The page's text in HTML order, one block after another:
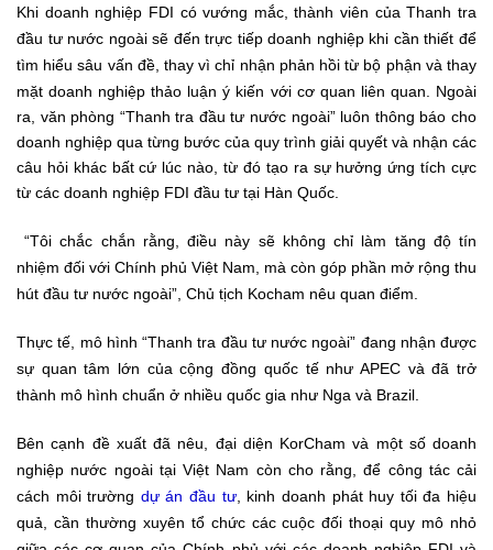
Khi doanh nghiệp FDI có vướng mắc, thành viên của Thanh tra
đầu tư nước ngoài sẽ đến trực tiếp doanh nghiệp khi cần thiết để
tìm hiểu sâu vấn đề, thay vì chỉ nhận phản hồi từ bộ phận và thay
mặt doanh nghiệp thảo luận ý kiến với cơ quan liên quan. Ngoài
ra, văn phòng “Thanh tra đầu tư nước ngoài” luôn thông báo cho
doanh nghiệp qua từng bước của quy trình giải quyết và nhận các
câu hỏi khác bất cứ lúc nào, từ đó tạo ra sự hưởng ứng tích cực
từ các doanh nghiệp FDI đầu tư tại Hàn Quốc.
“Tôi chắc chắn rằng, điều này sẽ không chỉ làm tăng độ tín
nhiệm đối với Chính phủ Việt Nam, mà còn góp phần mở rộng thu
hút đầu tư nước ngoài”, Chủ tịch Kocham nêu quan điểm.
Thực tế, mô hình “Thanh tra đầu tư nước ngoài” đang nhận được
sự quan tâm lớn của cộng đồng quốc tế như APEC và đã trở
thành mô hình chuẩn ở nhiều quốc gia như Nga và Brazil.
Bên cạnh đề xuất đã nêu, đại diện KorCham và một số doanh
nghiệp nước ngoài tại Việt Nam còn cho rằng, để công tác cải
cách môi trường dự án đầu tư, kinh doanh phát huy tối đa hiệu
quả, cần thường xuyên tổ chức các cuộc đối thoại quy mô nhỏ